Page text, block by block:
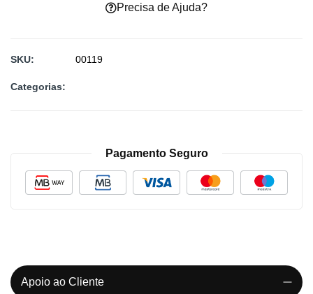
Precisa de Ajuda?
SKU 00119
Categorias:
Pagamento Seguro
Apoio ao Cliente